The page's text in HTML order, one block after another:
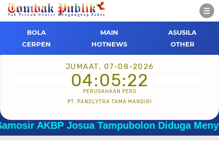
BOLA MAIN
ASUSILA
CERPEN
HOTNEWS OTHER
JUMAAT, 07-08-2026
04:05:23
PERUSAHAAN PERS
PT. PANDLYTRA TAMA MANDIRI
AKBP Josua Tampubolon Diduga